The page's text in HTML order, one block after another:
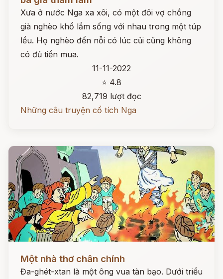
Xưa ở nước Nga xa xôi, có một đôi vợ chồng
già nghèo khổ lắm sống với nhau trong một túp
lều. Họ nghèo đến nỗi có lúc củi cũng không
có đủ tiền mua.
11-11-2022
⭐ 4.8
82,719 lượt đọc
Những câu truyện cổ tích Nga
Một nhà thơ chân chính
Đa-ghét-xtan là một ông vua tàn bạo. Dưới triều